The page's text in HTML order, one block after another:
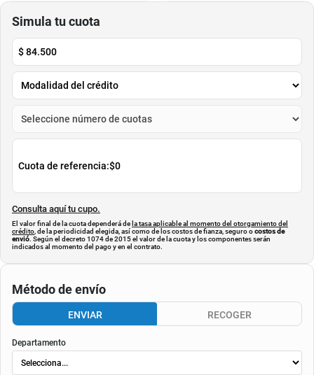
Simula tu cuota
$84.500
Cuota de referencia:$0
Consulta aquí tu cupo.
El valor final de la cuota dependerá de la tasa aplicable al momento del otorgamiento del
crédito , de la periodicidad elegida, así como de los costos de fianza, seguro ocostos de
envió. Según el decreto 1074 de 2015 el valor de la cuota y los componentes serán
indicados al momento del pago y en el contrato.
Método de envío
ENVIAR RECOGER
Departamento